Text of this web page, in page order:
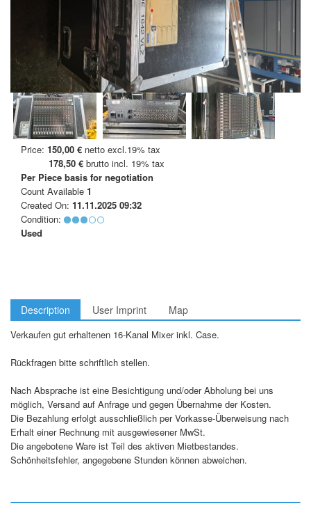
Price: 150,00 € netto excl.19% tax
178,50 € brutto incl. 19% tax
Per Piece basis for negotiation
Count Available 1
Created On: 11.11.2025 09:32
Condition:
Used
Description User Imprint Map
Verkaufen gut erhaltenen 16-Kanal Mixer inkl. Case.
Rückfragen bitte schriftlich stellen.
Nach Absprache ist eine Besichtigung und/oder Abholung bei uns
möglich, Versand auf Anfrage und gegen Übernahme der Kosten.
Die Bezahlung erfolgt ausschließlich per Vorkasse-Überweisung nach
Erhalt einer Rechnung mit ausgewiesener MwSt.
Die angebotene Ware ist Teil des aktiven Mietbestandes.
Schönheitsfehler, angegebene Stunden können abweichen.